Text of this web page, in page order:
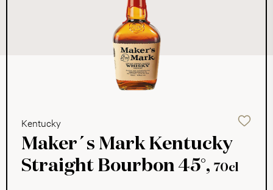
Kentucky
Maker´s Mark Kentucky
Straight Bourbon 45°, 70cl